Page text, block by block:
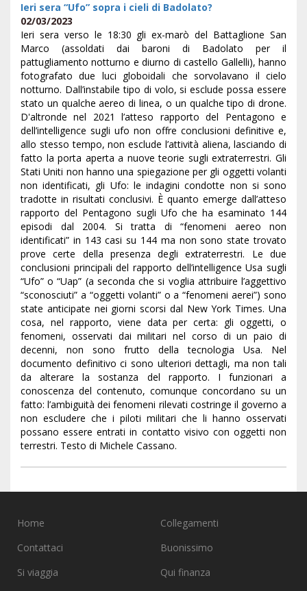
Ieri sera “Ufo” sopra i cieli di Badolato?
02/03/2023
Ieri sera verso le 18:30 gli ex-marò del Battaglione San
Marco (assoldati dai baroni di Badolato per il
pattugliamento notturno e diurno di castello Gallelli), hanno
fotografato due luci globoidali che sorvolavano il cielo
notturno. Dall’instabile tipo di volo, si esclude possa essere
stato un qualche aereo di linea, o un qualche tipo di drone.
D'altronde nel 2021 l’atteso rapporto del Pentagono e
dell’intelligence sugli ufo non offre conclusioni definitive e,
allo stesso tempo, non esclude l’attività aliena, lasciando di
fatto la porta aperta a nuove teorie sugli extraterrestri. Gli
Stati Uniti non hanno una spiegazione per gli oggetti volanti
non identificati, gli Ufo: le indagini condotte non si sono
tradotte in risultati conclusivi. È quanto emerge dall’atteso
rapporto del Pentagono sugli Ufo che ha esaminato 144
episodi dal 2004. Si tratta di “fenomeni aereo non
identificati” in 143 casi su 144 ma non sono state trovato
prove certe della presenza degli extraterrestri. Le due
conclusioni principali del rapporto dell’intelligence Usa sugli
“Ufo” o “Uap” (a seconda che si voglia attribuire l’aggettivo
“sconosciuti” a “oggetti volanti” o a “fenomeni aerei”) sono
state anticipate nei giorni scorsi dal New York Times. Una
cosa, nel rapporto, viene data per certa: gli oggetti, o
fenomeni, osservati dai militari nel corso di un paio di
decenni, non sono frutto della tecnologia Usa. Nel
documento definitivo ci sono ulteriori dettagli, ma non tali
da alterare la sostanza del rapporto. I funzionari a
conoscenza del contenuto, comunque concordano su un
fatto: l’ambiguità dei fenomeni rilevati costringe il governo a
non escludere che i piloti militari che li hanno osservati
possano essere entrati in contatto visivo con oggetti non
terrestri. Testo di Michele Cassano.
Home
Collegamenti
Contattaci
Buonissimo
Si viaggia
Qui finanza